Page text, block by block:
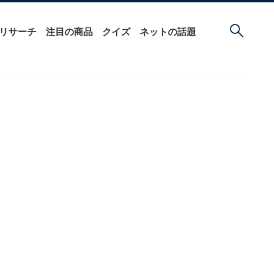
リサーチ 注目の商品 クイズ ネットの話題